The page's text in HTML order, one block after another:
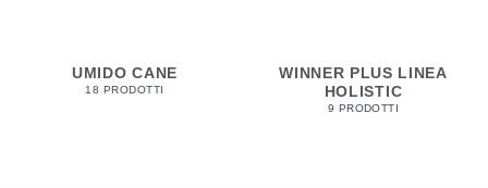
UMIDO CANE
18 PRODOTTI
WINNER PLUS LINEA
HOLISTIC
9 PRODOTTI